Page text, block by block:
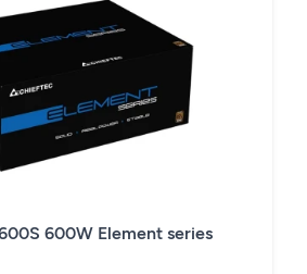
600W Element series